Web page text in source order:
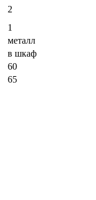
2
1
металл
в шкаф
60
65